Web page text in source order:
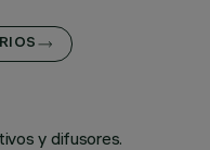
y difusores.